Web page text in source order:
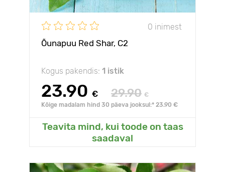
0 inimest
Õunapuu Red Shar, С2
Kogus pakendis: 1 istik
23.90 € 29.90 €
Kõige madalam hind 30 päeva jooksul:* 23.90 €
Teavita mind, kui toode on taas
saadaval